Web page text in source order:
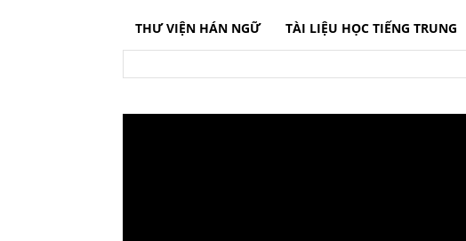
THƯ VIỆN HÁN NGỮ TÀI LIỆU HỌC TIẾNG TRUNG